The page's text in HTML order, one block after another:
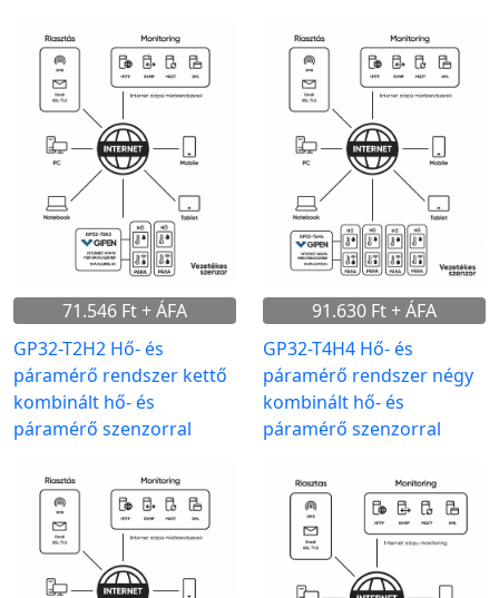
71.546 Ft + ÁFA
GP32-T2H2 Hő- és
páramérő rendszer kettő
kombinált hő- és
páramérő szenzorral
91.630 Ft + ÁFA
GP32-T4H4 Hő- és
páramérő rendszer négy
kombinált hő- és
páramérő szenzorral